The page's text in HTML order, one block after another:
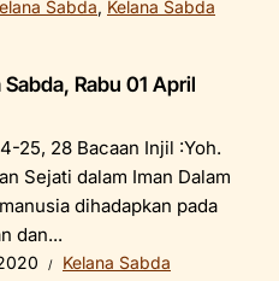
Sabda, Kelana Sabda
Rabu 01 April
25, 28 Bacaan Injil :Yoh.
Sejati dalam Iman Dalam
dihadapkan pada
dan...
Kelana Sabda